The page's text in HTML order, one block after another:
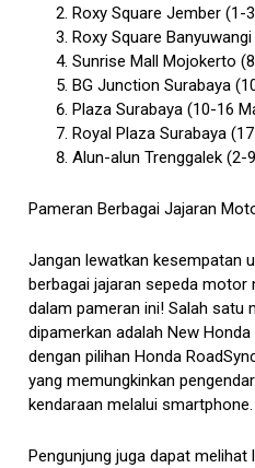
Roxy Square Jember (1-
Roxy Square
Sunrise Mall Mojokerto
BG Junction Surabaya
Plaza Surabaya (10-16
Royal Plaza Surabaya
Alun-alun Trenggalek (2-
Pameran Berbagai Jajaran
Jangan lewatkan kesempatan
berbagai jajaran sepeda motor
dalam pameran ini! Salah satu
dipamerkan adalah New Honda
dengan pilihan Honda
yang memungkinkan
kendaraan melalui smartphone.
Pengunjung juga dapat